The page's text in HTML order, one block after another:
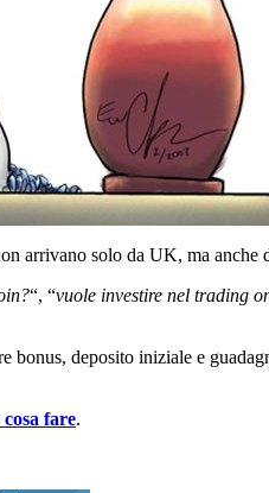
arrivano solo da UK, ma
“, “vuole investire nel trading
deposito iniziale e
fare.